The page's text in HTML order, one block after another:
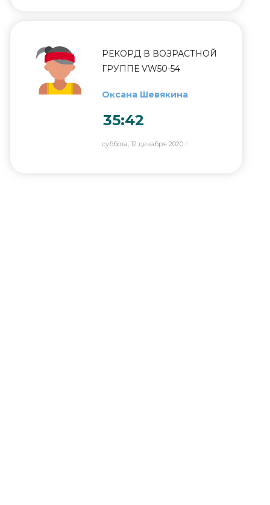
РЕКОРД В ВОЗРАСТНОЙ
ГРУППЕ VW50-54
Оксана Шевякина
35:42
суббота, 12 декабря 2020 г.